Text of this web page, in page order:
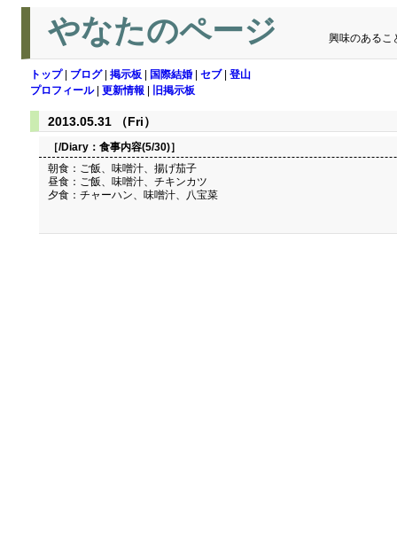
やなたのページ 興味のあるこ
トップ| ブログ| 掲示板 国際結婚 セブ| 登山
プロフィール| 更新情報 旧掲示板
2013.05.31 （Fri）
［/Diary： 食事内容(5/30)］
朝食：ご飯、味噌汁、揚げ茄子
昼食：ご飯、味噌汁、チキンカツ
夕食：チャーハン、味噌汁、八宝菜